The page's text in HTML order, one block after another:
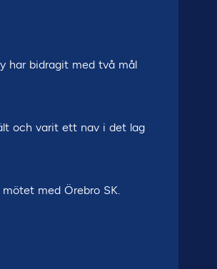
har bidragit med två mål
och varit ett nav i det lag
med Örebro SK.